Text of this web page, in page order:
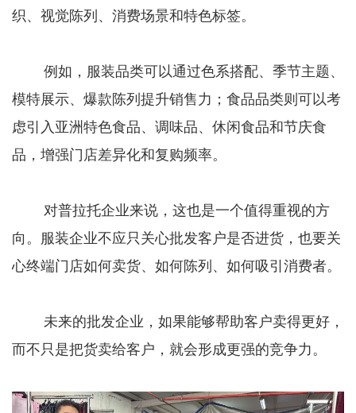
织、视觉陈列、消费场景和特色标签。
例如，服装品类可以通过色系搭配、季节主题、
模特展示、爆款陈列提升销售力；食品品类则可以考
虑引入亚洲特色食品、调味品、休闲食品和节庆食
品，增强门店差异化和复购频率。
对普拉托企业来说，这也是一个值得重视的方
向。服装企业不应只关心批发客户是否进货，也要关
心终端门店如何卖货、如何陈列、如何吸引消费者。
未来的批发企业，如果能够帮助客户卖得更好，
而不只是把货卖给客户，就会形成更强的竞争力。